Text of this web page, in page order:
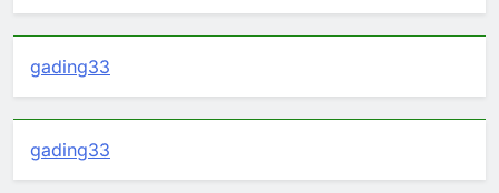
gading33
gading33